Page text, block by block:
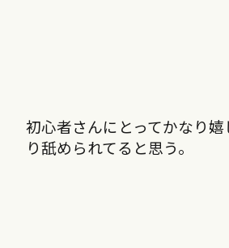
初心者さんにとってかなり
り舐められてると思う。